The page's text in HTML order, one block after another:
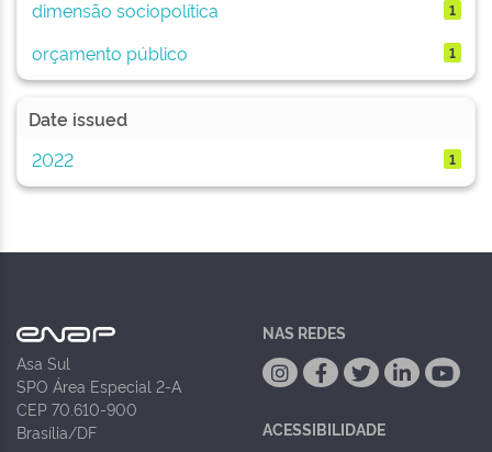
dimensão sociopolítica 1
orçamento público 1
Date issued
2022
1
Asa Sul
SPO Área Especial 2-A
CEP 70.610-900
Brasília/DF
NAS REDES
ACESSIBILIDADE